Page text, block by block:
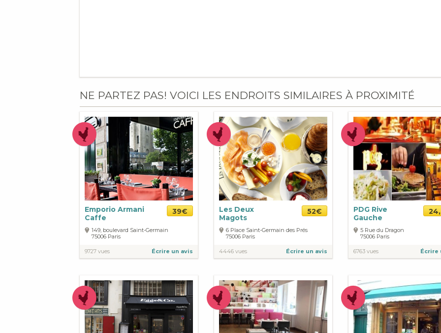
NE PARTEZ PAS! VOICI LES ENDROITS SIMILAIRES À PROXIMITÉ
Emporio Armani
Caffe
39€
149, boulevard Saint-Germain
75006 Paris
9727 vues Écrire un avis
Les Deux
Magots
52€
6 Place Saint-Germain des Prés
75006 Paris
4446 vues Écrire un avis
PDG Rive
Gauche
5 Rue du Dragon
75006 Paris
6763 vues Écrire